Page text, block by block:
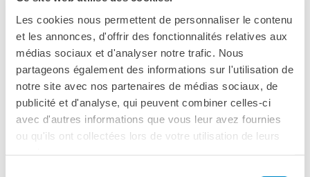
Les cookies nous permettent de personnaliser le contenu
et les annonces, d'offrir des fonctionnalités relatives aux
médias sociaux et d'analyser notre trafic. Nous
partageons également des informations sur l'utilisation de
notre site avec nos partenaires de médias sociaux, de
publicité et d'analyse, qui peuvent combiner celles-ci
avec d'autres informations que vous leur avez fournies
ou qu'ils ont collectées lors de votre utilisation de leurs
Doppi titoli
Borse di studio e di
ricerca
YEP - Young Entrepreneurs
Programme
CHI SIAMO
Contatti
Organigramma
PA­LAZ­ZO FAR­NE­SE | ROMA